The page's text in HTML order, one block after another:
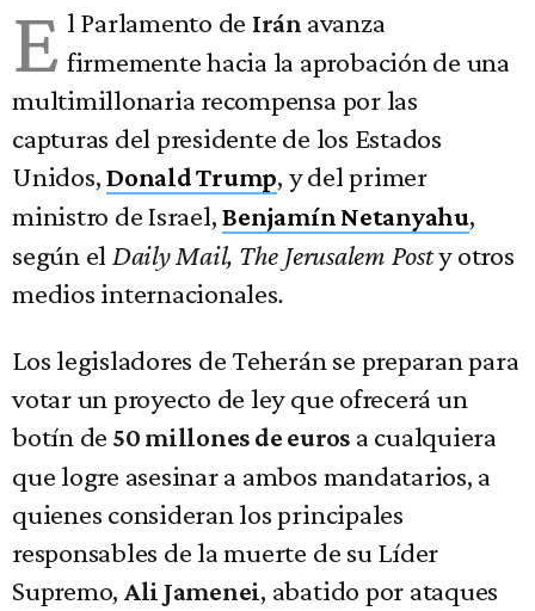
E l Parlamento de Irán avanza
firmemente hacia la aprobación de una
multimillonaria recompensa por las
capturas del presidente de los Estados
Unidos,Donald Trump, y del primer
ministro de Israel,Benjamín Netanyahu,
según el Daily Mail, The Jerusalem Posty otros
medios internacionales.
Los legisladores de Teherán se preparan para
votar un proyecto de ley que ofrecerá un
botín de 50 millones de euros a cualquiera
que logre asesinar a ambos mandatarios, a
quienes consideran los principales
responsables de la muerte de su Líder
Supremo, Ali Jamenei, abatido por ataques